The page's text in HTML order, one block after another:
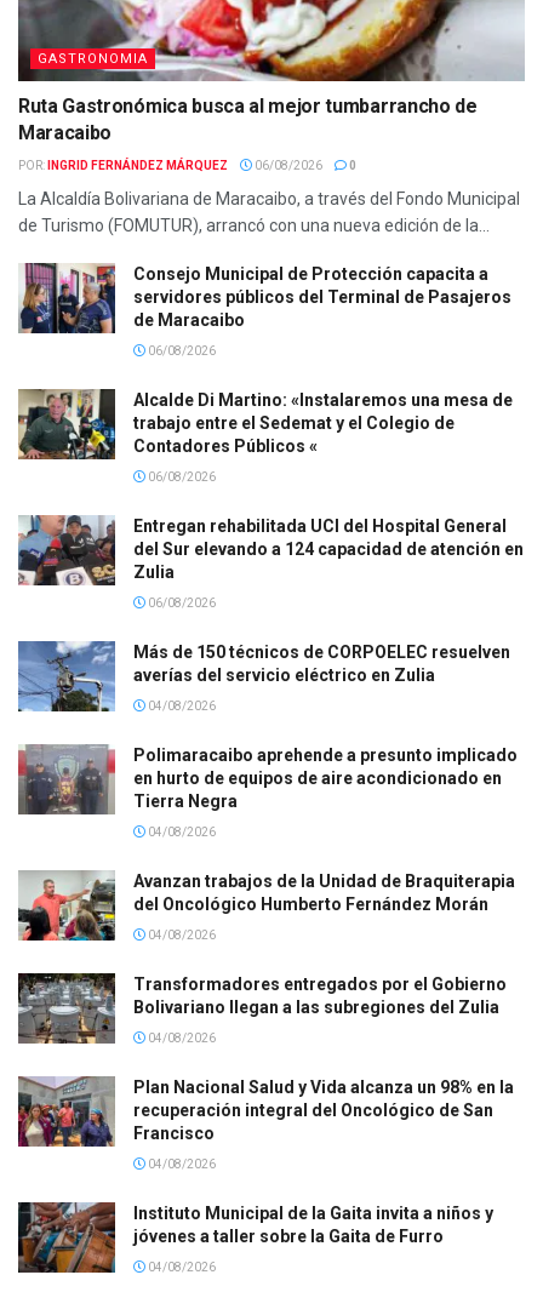
GASTRONOMIA
Ruta Gastronómica busca al mejor tumbarrancho de
Maracaibo
POR: INGRID FERNÁNDEZ MÁRQUEZ 06/08/2026 0
La Alcaldía Bolivariana de Maracaibo, a través del Fondo Municipal
de Turismo (FOMUTUR), arrancó con una nueva edición de la...
Consejo Municipal de Protección capacita a
servidores públicos del Terminal de Pasajeros
de Maracaibo
06/08/2026
Alcalde Di Martino: «Instalaremos una mesa de
trabajo entre el Sedemat y el Colegio de
Contadores Públicos «
06/08/2026
Entregan rehabilitada UCI del Hospital General
del Sur elevando a 124 capacidad de atención en
Zulia
06/08/2026
Más de 150 técnicos de CORPOELEC resuelven
averías del servicio eléctrico en Zulia
04/08/2026
Polimaracaibo aprehende a presunto implicado
en hurto de equipos de aire acondicionado en
Tierra Negra
04/08/2026
Avanzan trabajos de la Unidad de Braquiterapia
del Oncológico Humberto Fernández Morán
04/08/2026
Transformadores entregados por el Gobierno
Bolivariano llegan a las subregiones del Zulia
04/08/2026
Plan Nacional Salud y Vida alcanza un 98% en la
recuperación integral del Oncológico de San
Francisco
04/08/2026
Instituto Municipal de la Gaita invita a niños y
jóvenes a taller sobre la Gaita de Furro
04/08/2026